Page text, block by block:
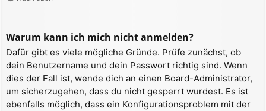
Warum kann ich mich nicht anmelden?
Dafür gibt es viele mögliche Gründe. Prüfe zunächst, ob
dein Benutzername und dein Passwort richtig sind. Wenn
dies der Fall ist, wende dich an einen Board-Administrator,
um sicherzugehen, dass du nicht gesperrt wurdest. Es ist
ebenfalls möglich, dass ein Konfigurationsproblem mit der